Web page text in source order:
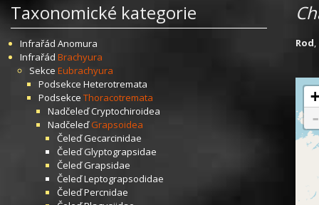
Taxonomické kategorie
Infrařád Anomura
Infrařád Brachyura
Sekce Eubrachyura
Podsekce Heterotremata
Podsekce Thoracotremata
NadčeleďCryptochiroidea
NadčeleďGrapsoidea
ČeleďGecarcinidae
ČeleďGlyptograpsidae
ČeleďGrapsidae
ČeleďLeptograpsodidae
ČeleďPercnidae
Rod,
+